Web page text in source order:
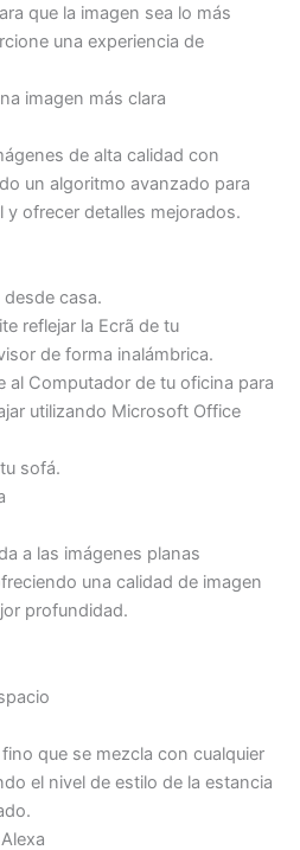
que la imagen sea lo más
una experiencia de
imagen más clara
de alta calidad con
un algoritmo avanzado para
ofrecer detalles mejorados.
casa.
reflejar la Ecrã de tu
de forma inalámbrica.
al Computador de tu oficina para
utilizando Microsoft Office
sofá.
a las imágenes planas
una calidad de imagen
profundidad.
que se mezcla con cualquier
el nivel de estilo de la estancia